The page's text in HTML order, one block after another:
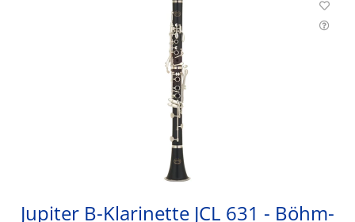
Jupiter B-Klarinette JCL 631 - Böhm-